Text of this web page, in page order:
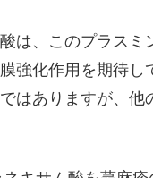
は、このプラス
強化作用を期待
はありますが、